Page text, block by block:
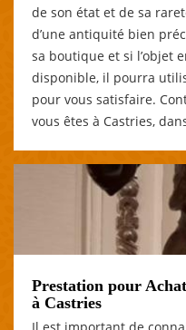
de son état et de sa
d’une antiquité bien
sa boutique et si l’objet
disponible, il pourra
pour vous satisfaire.
vous êtes à Castries,
Prestation pour
à Castries
Il est important de